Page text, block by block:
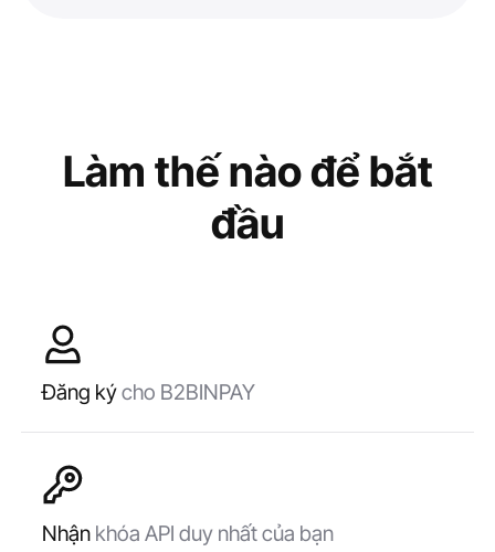
Làm thế nào để bắt
đầu
Đăng kýcho B2BINPAY
Nhận khóa API duy nhất của bạn